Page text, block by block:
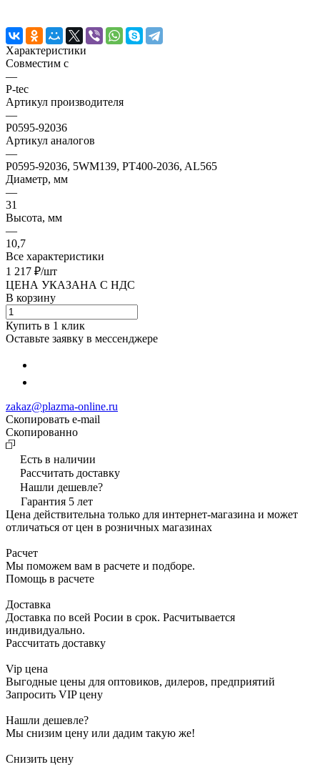
Характеристики
Совместим с
—
P-tec
Артикул производителя
—
P0595-92036
Артикул аналогов
—
P0595-92036, 5WM139, PT400-2036, AL565
Диаметр, мм
—
31
Высота, мм
—
10,7
Все характеристики
1 217 ₽/шт
ЦЕНА УКАЗАНА С НДС
В корзину
Купить в 1 клик
Оставьте заявку в мессенджере
zakaz@plazma-online.ru
Скопировать e-mail
Cкопированно
Есть в наличии
Рассчитать доставку
Нашли дешевле?
Гарантия 5 лет
Цена действительна только для интернет-магазина и может
отличаться от цен в розничных магазинах
Расчет
Мы поможем вам в расчете и подборе.
Помощь в расчете
Доставка
Доставка по всей Росии в срок. Расчитывается
индивидуально.
Рассчитать доставку
Vip цена
Выгодные цены для оптовиков, дилеров, предприятий
Запросить VIP цену
Нашли дешевле?
Мы снизим цену или дадим такую же!
Снизить цену